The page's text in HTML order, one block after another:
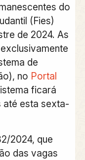
do
(Fies)
de 2024. As
de
no Portal
ficará
até esta sexta-
2024, que
das vagas